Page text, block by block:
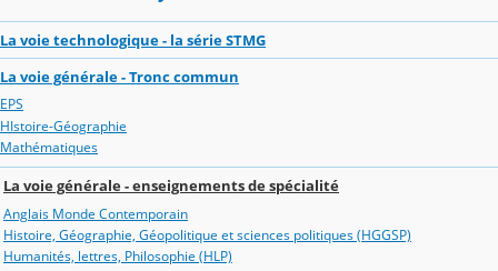
La voie technologique - la série STMG
La voie générale - Tronc commun
EPS
HIstoire-Géographie
Mathématiques
La voie générale - enseignements de spécialité
Anglais Monde Contemporain
Histoire, Géographie, Géopolitique et sciences politiques (HGGSP)
Humanités, lettres, Philosophie (HLP)